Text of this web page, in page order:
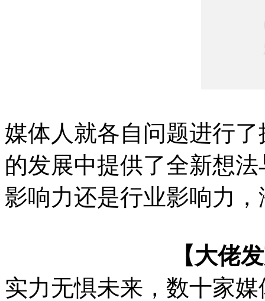
媒体人就各自问题进行
的发展中提供了全新想
影响力还是行业影响力
【大佬
实力无惧未来，数十家